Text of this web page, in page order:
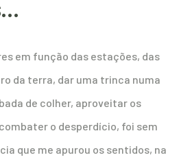
em função das estações, das
da terra, dar uma trinca numa
de colher, aproveitar os
o desperdício, foi sem
que me apurou os sentidos, na